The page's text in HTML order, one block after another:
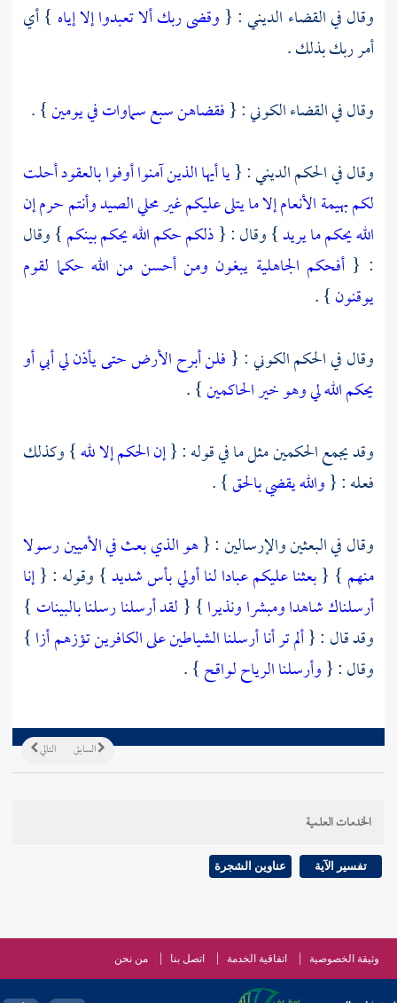
وقال في القضاء الديني : { وقضى ربك ألا تعبدوا إلا إياه } أي
أمر ربك بذلك .
وقال في القضاء الكوني : {فقضاهن سبع سماوات في يومين} .
وقال في الحكم الديني : {يا أيها الذين آمنوا أوفوا بالعقود أحلت
لكم بهيمة الأنعام إلا ما يتلى عليكم غير محلي الصيد وأنتم حرم إن
الله يحكم ما يريد} وقال : {ذلكم حكم الله يحكم بينكم} وقال
: { أفحكم الجاهلية يبغون ومن أحسن من الله حكما لقوم
يوقنون} .
وقال في الحكم الكوني : { فلن أبرح الأرض حتى يأذن لي أبي أو
يحكم الله لي وهو خير الحاكمين} .
وقد يجمع الحكمين مثل ما في قوله : {إن الحكم إلا لله} وكذلك
فعله : {والله يقضي بالحق} .
وقال في البعثين والإرسالين : {هو الذي بعث في الأميين رسولا
منهم } {بعثنا عليكم عبادا لنا أولي بأس شديد} وقوله : {إنا
أرسلناك شاهدا ومبشرا ونذيرا} { لقد أرسلنا رسلنا بالبينات }
وقد قال : {ألم تر أنا أرسلنا الشياطين على الكافرين تؤزهم أزا}
وقال : {وأرسلنا الرياح لواقح} .
التالي السابق
الخدمات العلمية
تفسير الآية عناوين الشجرة
وثيقة الخصوصية اتفاقية الخدمة اتصل بنا من نحن